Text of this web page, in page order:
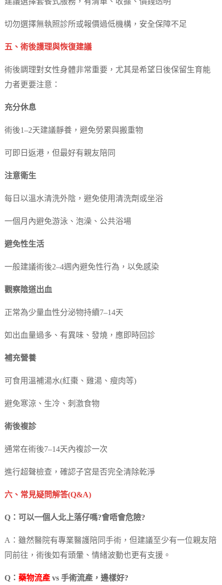
建議選擇套餐式服務，有清單、收據、價錢透明
切勿選擇無執照診所或報價過低機構，安全保障不足
五、術後護理與恢復建議
術後調理對女性身體非常重要，尤其是希望日後保留生育能
力者更要注意：
充分休息
術後1–2天建議靜養，避免勞累與搬重物
可即日返港，但最好有親友陪同
注意衛生
每日以溫水清洗外陰，避免使用清洗劑或坐浴
一個月內避免游泳、泡澡、公共浴場
避免性生活
一般建議術後2–4週內避免性行為，以免感染
觀察陰道出血
正常為少量血性分泌物持續7–14天
如出血量過多、有異味、發燒，應即時回診
補充營養
可食用溫補湯水(紅棗、雞湯、瘦肉等)
避免寒涼、生冷、刺激食物
術後複診
通常在術後7–14天內複診一次
進行超聲檢查，確認子宮是否完全清除乾淨
六、常見疑問解答(Q&A)
Q：可以一個人北上落仔嗎?會唔會危險?
A：雖然醫院有專業醫護陪同手術，但建議至少有一位親友陪
同前往，術後如有頭暈、情緒波動也更有支援。
Q： 藥物流產vs 手術流產，邊樣好?